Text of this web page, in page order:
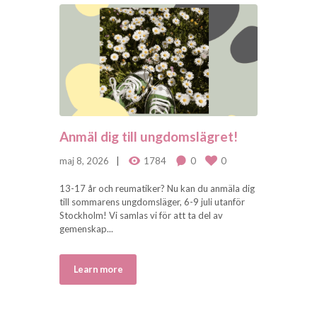
Anmäl dig till ungdomslägret!
maj 8, 2026 1784 0 0
13-17 år och reumatiker? Nu kan du anmäla dig
till sommarens ungdomsläger, 6-9 juli utanför
Stockholm! Vi samlas vi för att ta del av
gemenskap...
Learn more